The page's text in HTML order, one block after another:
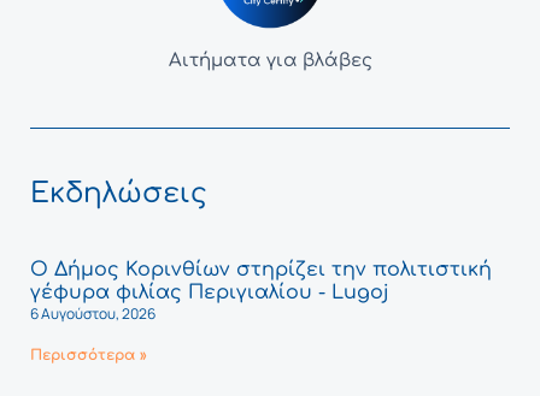
Αιτήματα για βλάβες
Εκδηλώσεις
Ο Δήμος Κορινθίων στηρίζει την πολιτιστική
γέφυρα φιλίας Περιγιαλίου - Lugoj
6 Αυγούστου, 2026
Περισσότερα »